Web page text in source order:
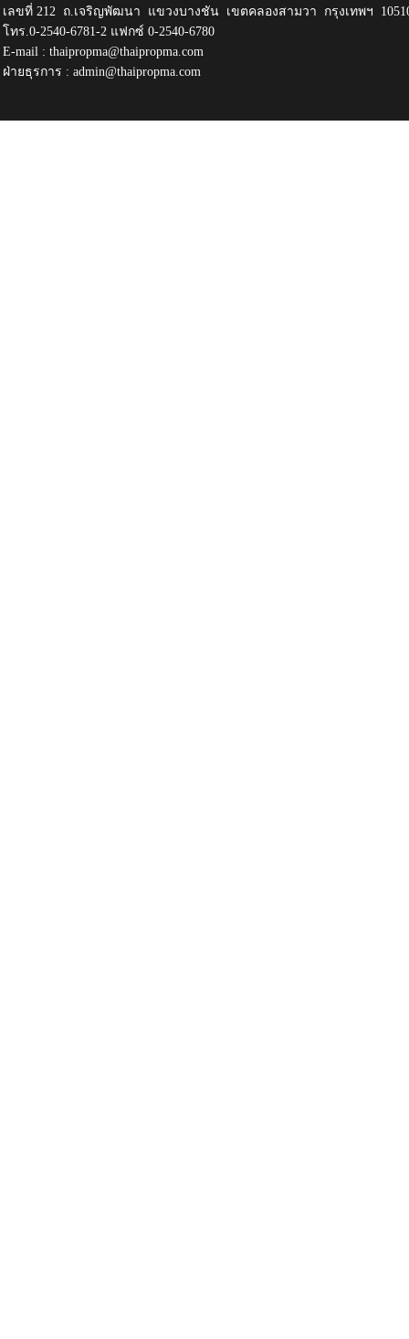
เลขที่ 212 ถ.เจริญพัฒนา แขวงบางชัน เขตคลองสามวา กรุงเทพฯ
โทร.0-2540-6781-2 แฟกซ์ 0-2540-6780
E-mail : thaipropma@thaipropma.com
ฝ่ายธุรการ : admin@thaipropma.com